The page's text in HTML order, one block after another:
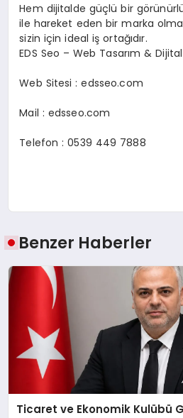
Hem dijitalde güçlü bir
ile hareket eden bir marka
sizin için ideal iş ortağıdır.
EDS Seo – Web Tasarım &
Web Sitesi : edsseo.com
Mail : edsseo.com
Telefon : 0539 449 7888
Benzer Haberler
Ticaret ve Ekonomik Kulübü